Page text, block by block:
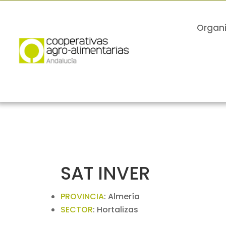
SAT INVER
PROVINCIA:Almería
SECTOR: Hortalizas